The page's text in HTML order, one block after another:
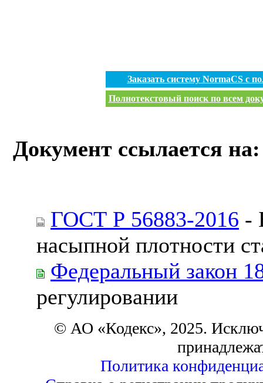
Заказать систему NormaCS с
Полнотекстовый поиск по всем
Документ ссылается на:
ГОСТ Р 56883-2016 -
насыпной плотности
Федеральный закон
регулировании
© АО «Кодекс», 2025.
Политика